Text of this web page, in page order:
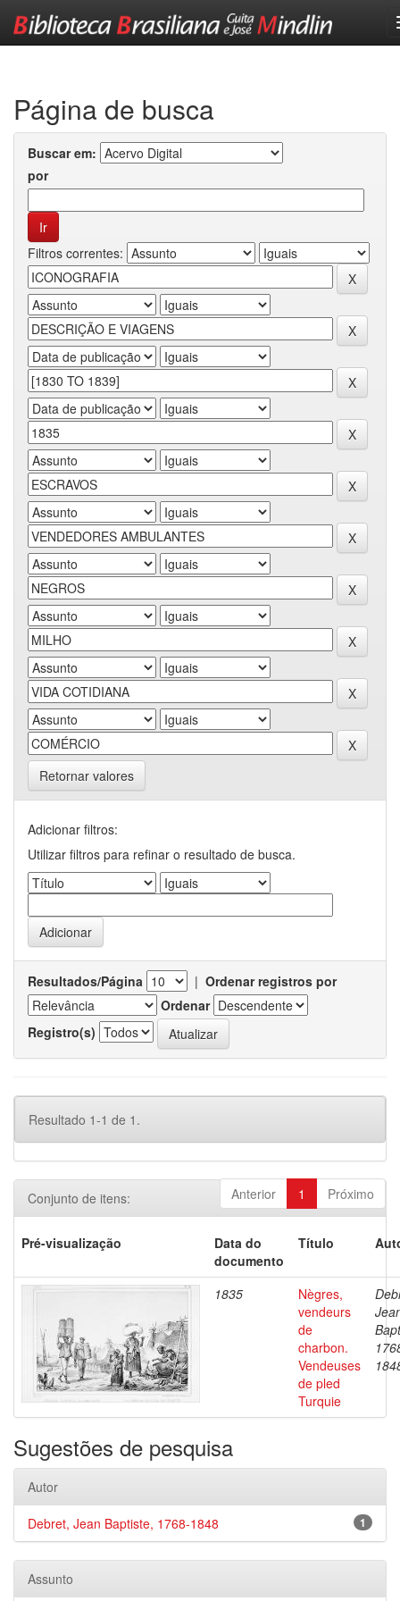
Página de busca
Buscar em:
por
Filtros correntes:
Retornar valores
Adicionar filtros:
Utilizar filtros para refinar o resultado de busca.
Resultados/Página | Ordenar registros por
Ordenar
Registro(s)
Resultado 1-1 de 1.
Anterior 1 Próximo
Conjunto de itens:
Pré-visualização
Data do
documento
Título
1835
Nègres,
vendeurs
de
charbon.
Vendeuses
de pled
Turquie
Sugestões de pesquisa
Autor
1
Debret, Jean Baptiste, 1768-1848
Assunto